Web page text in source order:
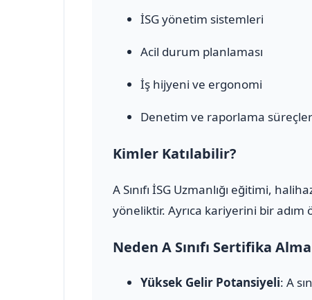
İSG yönetim sistemleri
Acil durum planlaması
İş hijyeni ve ergonomi
Denetim ve raporlama
Kimler Katılabilir?
A Sınıfı İSG Uzmanlığı eğitimi,
yöneliktir. Ayrıca kariyerini bir
Neden A Sınıfı Sertifika
Yüksek Gelir Potansiyeli: A